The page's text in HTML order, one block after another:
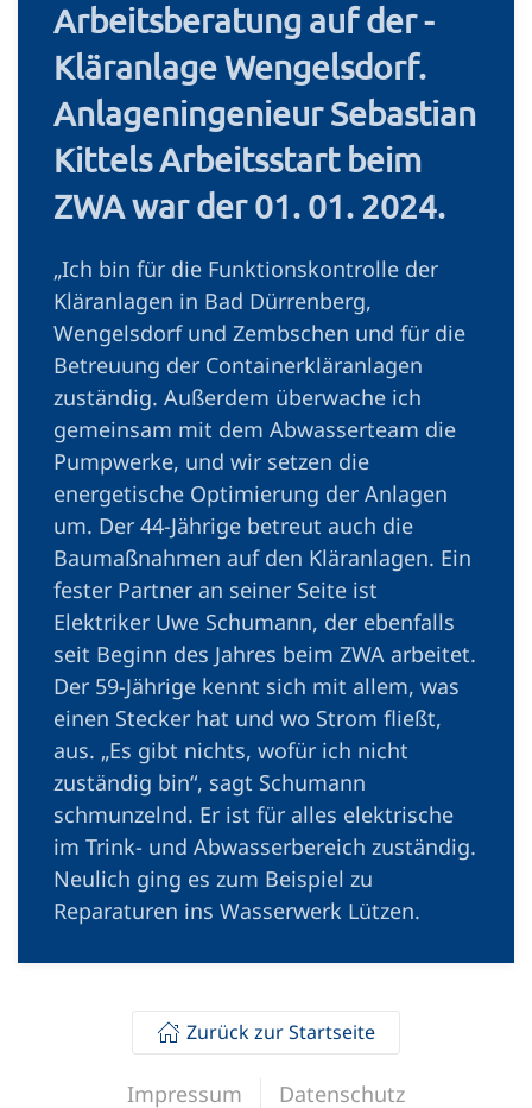
Arbeitsberatung auf der ­
Kläranlage Wengelsdorf.
Anlagen­ingenieur ­Sebastian
­Kittels Arbeitsstart beim
ZWA war der 01. 01. 2024.
„Ich bin für die Funktionskontrolle der
Kläranlagen in Bad Dürrenberg,
Wengelsdorf und Zembschen und für die
Betreuung der Containerkläranlagen
zuständig. Außerdem überwache ich
gemeinsam mit dem Abwasserteam die
Pumpwerke, und wir setzen die
energetische Optimierung der Anlagen
um. Der 44-Jährige betreut auch die
Baumaßnahmen auf den Kläranlagen. Ein
fester Partner an seiner Seite ist
Elektriker Uwe Schumann, der ebenfalls
seit Beginn des Jahres beim ZWA arbeitet.
Der 59-Jährige kennt sich mit allem, was
einen Stecker hat und wo Strom fließt,
aus. „Es gibt nichts, wofür ich nicht
zuständig bin“, sagt Schumann
schmunzelnd. Er ist für alles elektri­sche
im Trink- und Abwasserbereich zuständig.
Neulich ging es zum Beispiel zu
Reparaturen ins Wasserwerk Lützen.
Zurück zur Startseite
Impressum Datenschutz